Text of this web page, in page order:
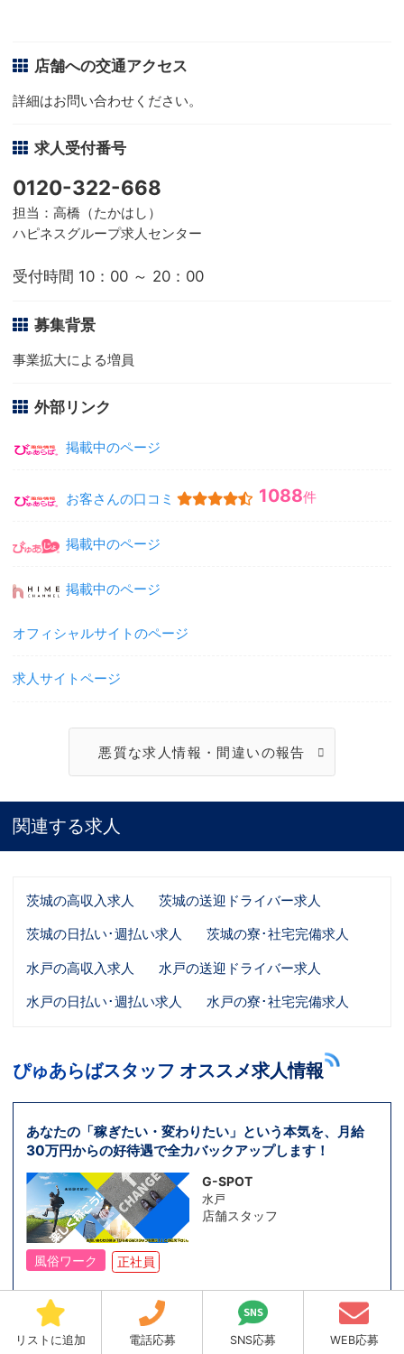
店舗への交通アクセス
詳細はお問い合わせください。
求人受付番号
0120-322-668
担当：高橋（たかはし）
ハピネスグループ求人センター
受付時間 10：00 ～ 20：00
募集背景
事業拡大による増員
外部リンク
掲載中のページ
お客さんの口コミ 1088件
掲載中のページ
掲載中のページ
オフィシャルサイトのページ
求人サイトページ
悪質な求人情報・間違いの報告
関連する求人
茨城の高収入求人
茨城の送迎ドライバー求人
茨城の日払い･週払い求人
茨城の寮･社宅完備求人
水戸の高収入求人
水戸の送迎ドライバー求人
水戸の日払い･週払い求人
水戸の寮･社宅完備求人
ぴゅあらばスタッフ オススメ求人情報
あなたの「稼ぎたい・変わりたい」という本気を、月給
30万円からの好待遇で全力バックアップします！
G-SPOT
水戸
店舗スタッフ
風俗ワーク 正社員
やる気と努力次第では、マネージャーや幹部への早期昇
格も十分に目指せます！
リストに追加 電話応募 SNS応募 WEB応募